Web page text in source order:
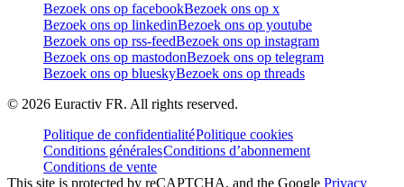
Bezoek ons op facebookBezoek ons op x
Bezoek ons op linkedinBezoek ons op youtube
Bezoek ons op rss-feedBezoek ons op instagram
Bezoek ons op mastodonBezoek ons op telegram
Bezoek ons op blueskyBezoek ons op threads
© 2026 Euractiv FR. All rights reserved.
Politique de confidentialitéPolitique cookies
Conditions généralesConditions d’abonnement
Conditions de vente
This site is protected by reCAPTCHA, and the Google Privacy